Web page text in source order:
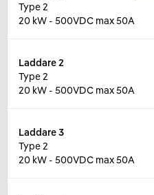
Type 2
20 kW - 500VDC max 50A
Laddare2
Type 2
20 kW - 500VDC max 50A
Laddare3
Type 2
20 kW - 500VDC max 50A